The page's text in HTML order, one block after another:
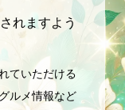
れますよう
ていただける
ルメ情報など